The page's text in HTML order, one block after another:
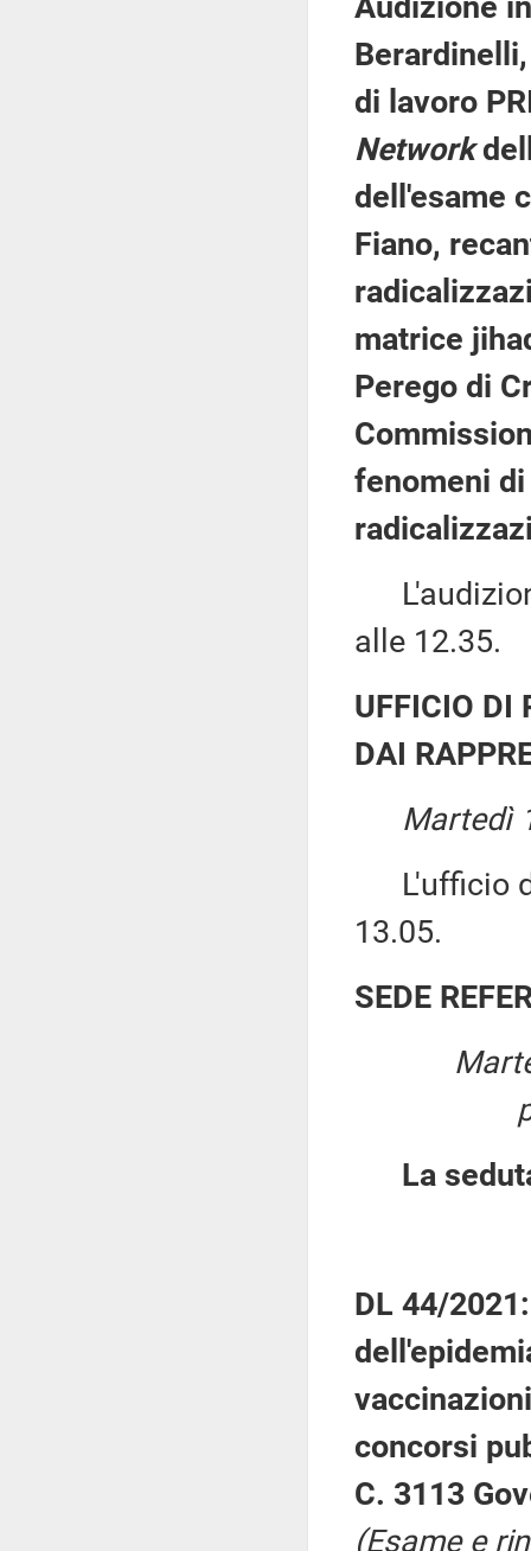
di lavoro
Network
dell'esame
Fiano,
matrice
Perego di
fenomeni
alle 12.35.
UFFICIO DI
DAI
Martedì
L'ufficio di
13.05.
SEDE
La
DL 44/
concorsi
C. 3113
(Esame e